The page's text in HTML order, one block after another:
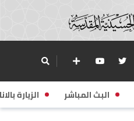
البث المباشر الزيارة